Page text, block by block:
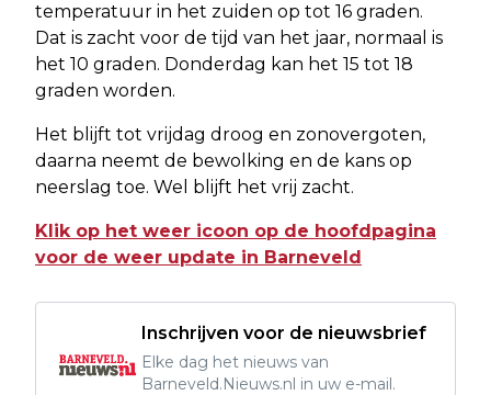
temperatuur in het zuiden op tot 16 graden.
Dat is zacht voor de tijd van het jaar, normaal is
het 10 graden. Donderdag kan het 15 tot 18
graden worden.
Het blijft tot vrijdag droog en zonovergoten,
daarna neemt de bewolking en de kans op
neerslag toe. Wel blijft het vrij zacht.
Klik op het weer icoon op de hoofdpagina
voor de weer update in Barneveld
Inschrijven voor de nieuwsbrief
Elke dag het nieuws van
Barneveld.Nieuws.nl in uw e-mail.